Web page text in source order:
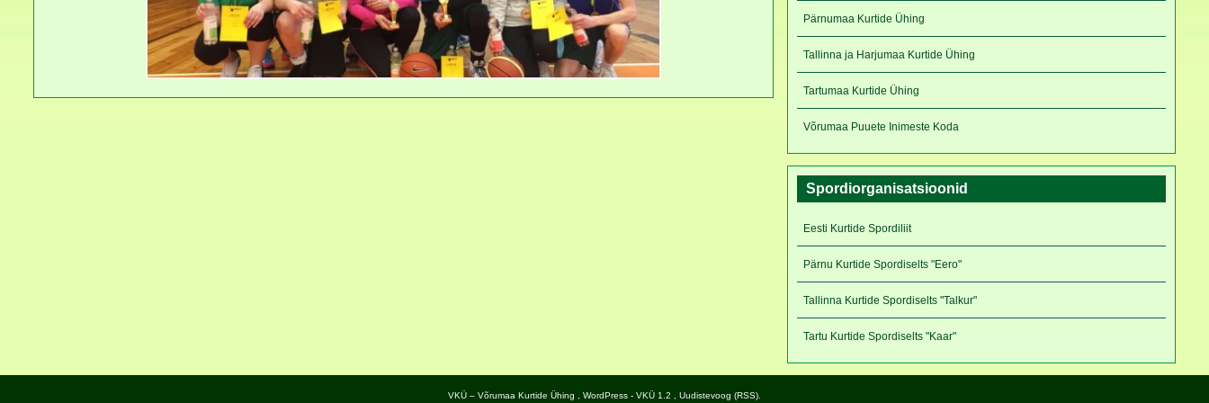
Pärnumaa Kurtide Ühing
Tallinna ja Harjumaa Kurtide Ühing
Tartumaa Kurtide Ühing
Võrumaa Puuete Inimeste Koda
Spordiorganisatsioonid
Eesti Kurtide Spordiliit
Pärnu Kurtide Spordiselts "Eero"
Tallinna Kurtide Spordiselts "Talkur"
Tartu Kurtide Spordiselts "Kaar"
VKÜ – Võrumaa Kurtide Ühing WordPress - VKÜ 1.2 , Uudistevoog (RSS)